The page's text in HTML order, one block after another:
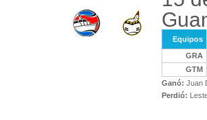
Equipos
GRA
GTM
Ganó: Juan
Perdió: